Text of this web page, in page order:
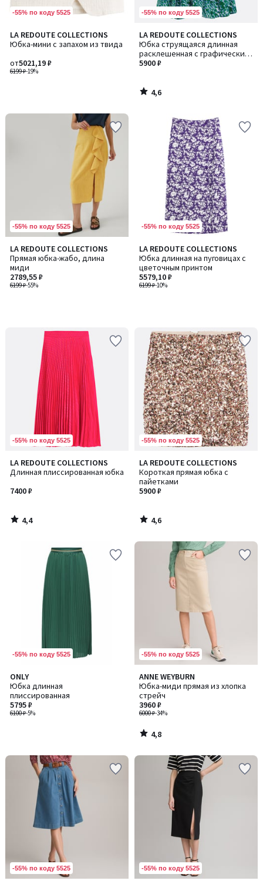
-55% по коду 5525
LA REDOUTE COLLECTIONS
Юбка-мини с запахом из твида
6199 ₽-19%
от5021,19 ₽
-55% по коду 5525
LA REDOUTE COLLECTIONS
Юбка струящаяся длинная
расклешенная с графическим
принтом
5900 ₽
4,6
/ 5
4,6
/
-55% по коду 5525
LA REDOUTE COLLECTIONS
Прямая юбка-жабо, длина
миди
6199 ₽-55%
2789,55 ₽
-55% по коду 5525
LA REDOUTE COLLECTIONS
Юбка длинная на пуговицах с
цветочным принтом
6199 ₽-10%
5579,10 ₽
-55% по коду 5525
LA REDOUTE COLLECTIONS
Длинная плиссированная юбка
7400 ₽
4,4
/ 5
4,4
/
-55% по коду 5525
LA REDOUTE COLLECTIONS
Короткая прямая юбка с
пайетками
5900 ₽
4,6
/ 5
4,6
/
-55% по коду 5525
ONLY
Юбка длинная
плиссированная
6100 ₽-5%
5795 ₽
-55% по коду 5525
ANNE WEYBURN
Юбка-миди прямая из хлопка
стрейч
6000 ₽-34%
3960 ₽
4,8
/ 5
4,8
/
-55% по коду 5525 -55% по коду 5525